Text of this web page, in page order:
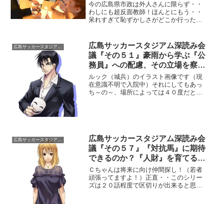
今の広島県市政は外人さんに限らず・・
わしにも超反面教師！ほんとにもう・・
呆れすぎて恥ずかしさがどこか行った
核廃絶なんて言える、自分たちが核保有
の根源しとるんじゃけん・・...
広島サッカースタジアム深読み会議
広島サッカースタジアム深読み会
議『その５１』豪雨から学ぶ『公
務員』への配慮、その立場を察し
ようで～！
ルック（城兵）のイラスト画像です（現
在意識不明で入院中）それにしてもあっ
ち～の～、場所によっては４０度だとよ
広島サッカースタジアム深読み会
議『その５７』『対抗馬』に期待
できるのか？『人財』を育てるの
は『行動』しかないで～！
Ｃちゃんは将来に向け仲間探し！（若者
頑張ってますよ！）正直・・このシリー
ズは２０話程度で区切りが出来ると思っ